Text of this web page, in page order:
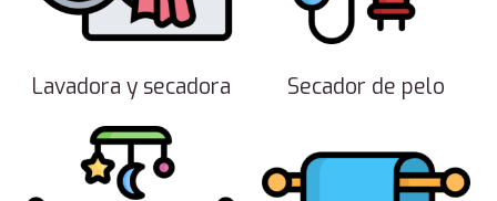
Lavadora y secadora Secador de pelo